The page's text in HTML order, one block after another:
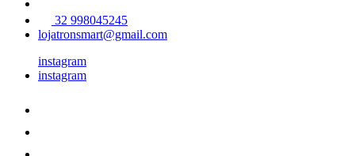
32 998045245
lojatronsmart@gmail.com
instagram
instagram